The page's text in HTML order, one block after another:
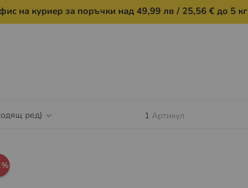
на куриер за поръчки над 49,99 лв / 25,56 € до 5 кг
1 Артикул